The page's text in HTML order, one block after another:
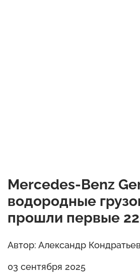
Mercedes-Benz
водородные
прошли первые
Автор: Александр Кондратьев
03 сентября 2025